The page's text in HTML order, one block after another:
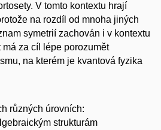
V tomto kontextu hrají
na rozdíl od mnoha jiných
symetrií zachován i v kontextu
má za cíl lépe porozumět
na kterém je kvantová fyzika
různých úrovních:
strukturám